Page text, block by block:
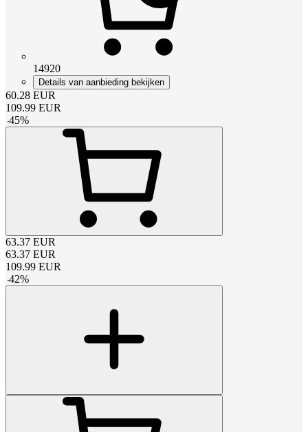
14920
Details van aanbieding bekijken
60.28 EUR
109.99 EUR
-45%
63.37 EUR
63.37 EUR
109.99 EUR
-42%